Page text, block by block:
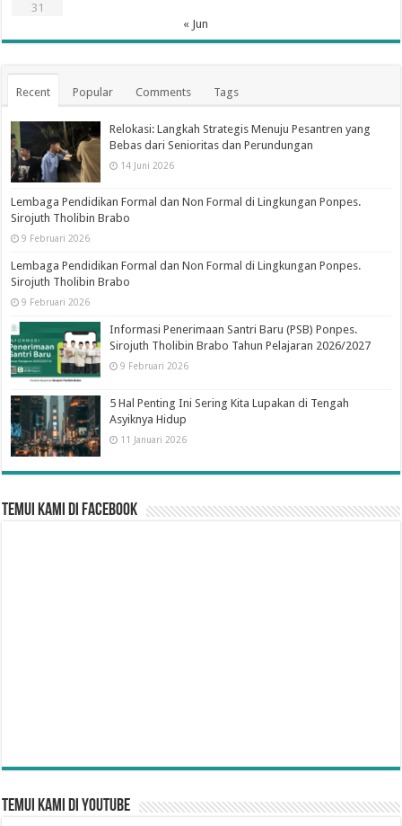
31
« Jun
Recent Popular Comments Tags
Relokasi: Langkah Strategis Menuju Pesantren yang
Bebas dari Senioritas dan Perundungan
14 Juni 2026
Lembaga Pendidikan Formal dan Non Formal di Lingkungan Ponpes.
Sirojuth Tholibin Brabo
9 Februari 2026
Lembaga Pendidikan Formal dan Non Formal di Lingkungan Ponpes.
Sirojuth Tholibin Brabo
9 Februari 2026
Informasi Penerimaan Santri Baru (PSB) Ponpes.
Sirojuth Tholibin Brabo Tahun Pelajaran 2026/2027
9 Februari 2026
5 Hal Penting Ini Sering Kita Lupakan di Tengah
Asyiknya Hidup
11 Januari 2026
Temui Kami di Facebook
Temui Kami di YouTube